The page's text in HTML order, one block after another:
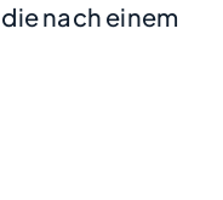
nach einem